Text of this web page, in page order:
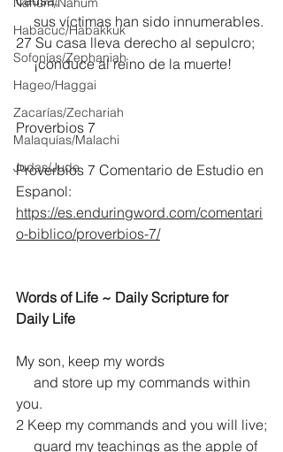
Habacuc/Habakkuk
Sofonías/Zephaniah
Hageo/Haggai
Zacarías/Zechariah
Malaquías/Malachi
Judas/Jude
     sus víctimas han sido innumerables.
27 Su casa lleva derecho al sepulcro;
     ¡conduce al reino de la muerte!
Proverbios 7
Proverbios 7 Comentario de Estudio en
Espanol:
https://es.enduringword.com/comentari
o-biblico/proverbios-7/
Words of Life ~ Daily Scripture for
Daily Life
My son, keep my words
you.
2 Keep my commands and you will live;